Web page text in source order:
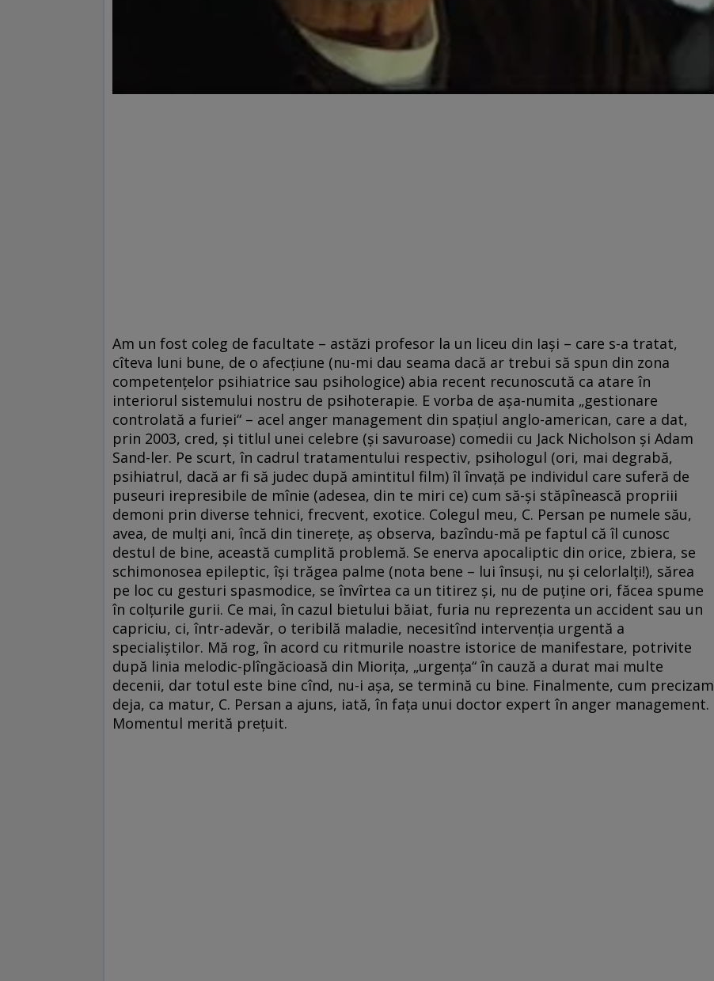
Am un fost coleg de facultate – astăzi profesor la un liceu din Iași – care s-a tratat,
cîteva luni bune, de o afecțiune (nu-mi dau seama dacă ar trebui să spun din zona
competențelor psihiatrice sau psihologice) abia recent recunoscută ca atare în
interiorul sistemului nostru de psihoterapie. E vorba de așa-numita „gestionare
controlată a furiei“ – acel anger management din spațiul anglo-american, care a dat,
prin 2003, cred, și titlul unei celebre (și savuroase) comedii cu Jack Nicholson și Adam
Sand-ler. Pe scurt, în cadrul tratamentului respectiv, psihologul (ori, mai degrabă,
psihiatrul, dacă ar fi să judec după amintitul film) îl învață pe individul care suferă de
puseuri irepresibile de mînie (adesea, din te miri ce) cum să-și stăpînească propriii
demoni prin diverse tehnici, frecvent, exotice. Colegul meu, C. Persan pe numele său,
avea, de mulți ani, încă din tinerețe, aș observa, bazîndu-mă pe faptul că îl cunosc
destul de bine, această cumplită problemă. Se enerva apocaliptic din orice, zbiera, se
schimonosea epileptic, își trăgea palme (nota bene – lui însuși, nu și celorlalți!), sărea
pe loc cu gesturi spasmodice, se învîrtea ca un titirez și, nu de puține ori, făcea spume
în colțurile gurii. Ce mai, în cazul bietului băiat, furia nu reprezenta un accident sau un
capriciu, ci, într-adevăr, o teribilă maladie, necesitînd intervenția urgentă a
specialiștilor. Mă rog, în acord cu ritmurile noastre istorice de manifestare, potrivite
după linia melodic-plîngăcioasă din Miorița, „urgența“ în cauză a durat mai multe
decenii, dar totul este bine cînd, nu-i așa, se termină cu bine. Finalmente, cum precizam
deja, ca matur, C. Persan a ajuns, iată, în fața unui doctor expert în anger management.
Momentul merită prețuit.